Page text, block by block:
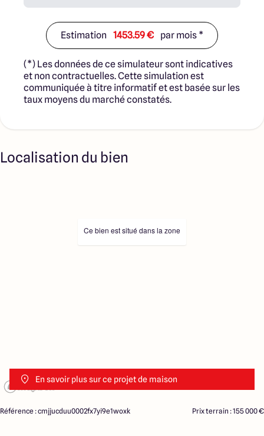
Estimation 1453.59 € par mois *
(*) Les données de ce simulateur sont indicatives
et non contractuelles. Cette simulation est
communiquée à titre informatif et est basée sur les
taux moyens du marché constatés.
Localisation du bien
En savoir plus sur ce projet de maison
Ce bien est situé dans la zone
Référence : cmjjucduu0002fx7yi9e1woxk Prix terrain : 155 000 €